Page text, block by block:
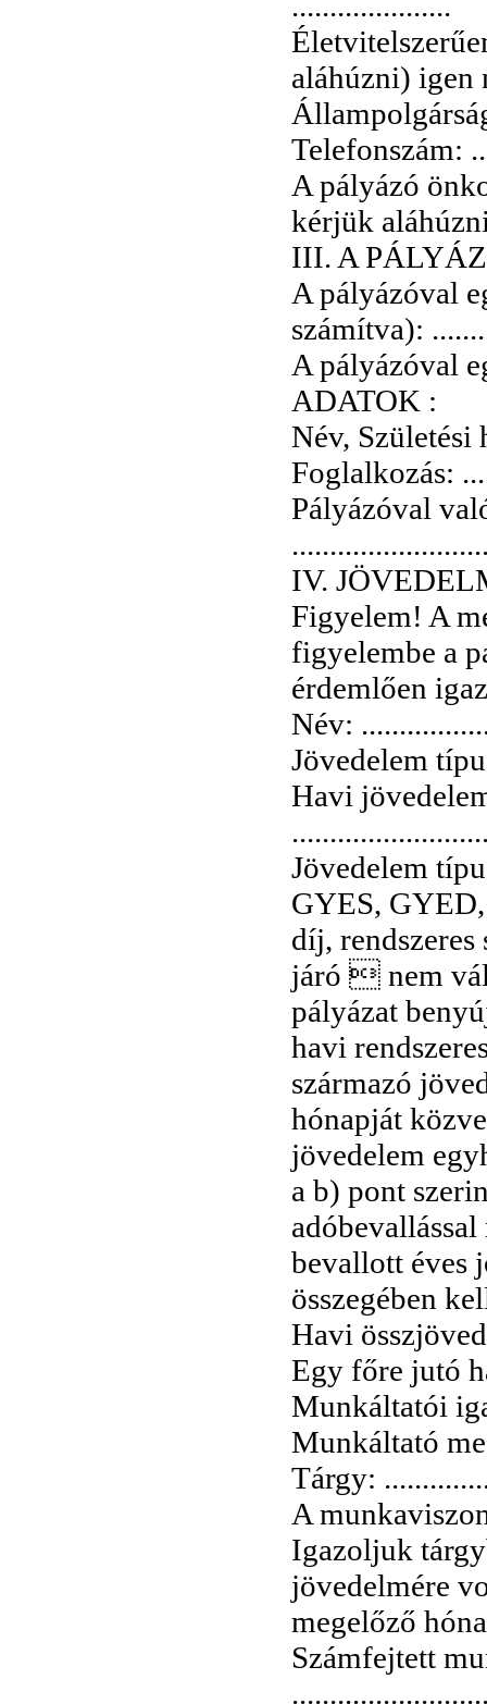
aláhúzni) igen
Telefonszám:
A pályázó
kérjük
III. A
A pályázóval
számítva):
A pályázóval
ADATOK :
Név, Születési
Foglalkozás:
Pályázóval
IV.
Figyelem! A
figyelembe a
érdemlően
Név:
Jövedelem
Havi
Jövedelem
GYES,
díj, rendszeres
járó  nem
pályázat
havi
származó
hónapját
jövedelem
a b) pont
bevallott éves
összegében
Havi
Egy főre jutó
Munkáltatói
Munkáltató
Tárgy:
A
Igazoljuk
jövedelmére
megelőző
Számfejtett